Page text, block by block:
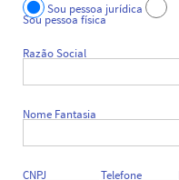
Sou pessoa jurídica
Sou pessoa física
Razão Social
Nome Fantasia
CNPJ Telefone